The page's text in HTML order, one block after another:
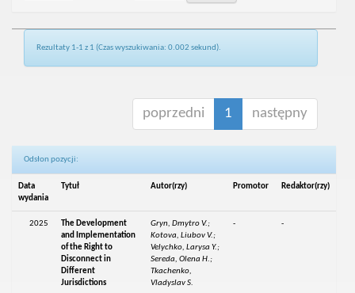
Rezultaty 1-1 z 1 (Czas wyszukiwania: 0.002 sekund).
poprzedni 1 następny
Odsłon pozycji:
Data
wydania
Tytuł Autor(rzy) Promotor Redaktor(rzy)
2025
The Development
and Implementation
of the Right to
Disconnect in
Different
Jurisdictions
Gryn, Dmytro V.;
Kotova, Liubov V.;
Velychko, Larysa Y.;
Sereda, Olena H.;
Tkachenko,
Vladyslav S.
- -